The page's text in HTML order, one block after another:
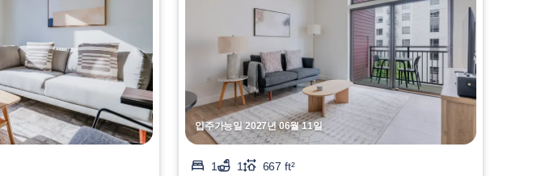
입주가능일 2027년 06월 11일
1 1
667 ft²